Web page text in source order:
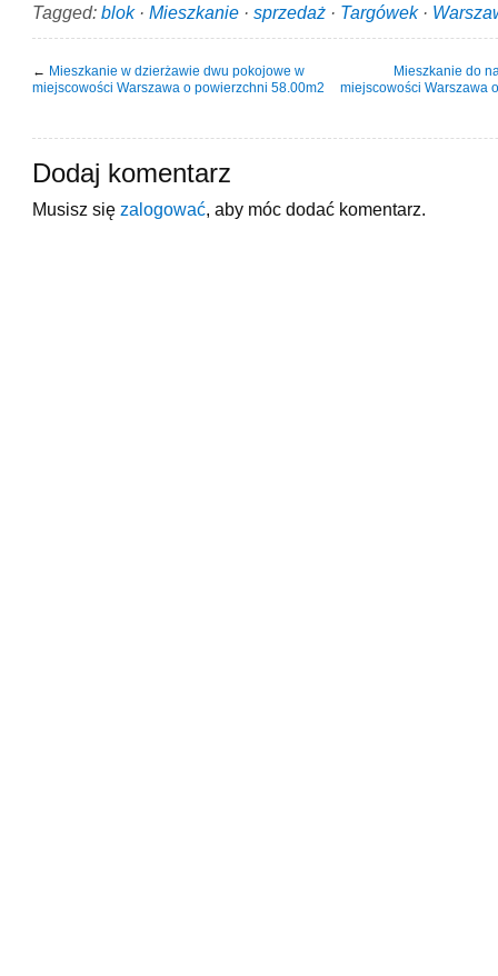
Tagged: blok· Mieszkanie · sprzedaż · Targówek·
← Mieszkanie w dzierżawie dwu pokojowe w
miejscowości Warszawa o powierzchni 58.00m2
Mieszkanie do
miejscowości Warszawa
Dodaj komentarz
Musisz się zalogować , aby móc dodać komentarz.